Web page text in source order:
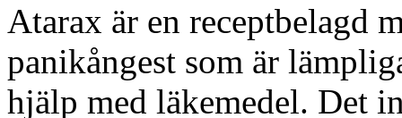
Atarax är en receptbelagd
panikångest som är
hjälp med läkemedel. Det